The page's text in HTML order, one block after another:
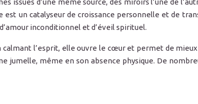
issues d’une même source, des miroirs l’une de
est un catalyseur de croissance personnelle et de
inconditionnel et d’éveil spirituel.
calmant l’esprit, elle ouvre le cœur et permet de
jumelle, même en son absence physique. De